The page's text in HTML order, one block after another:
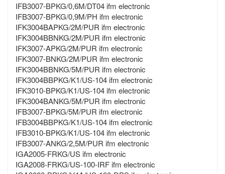
IFB3007-BPKG/0,6M/DT04 ifm electronic
IFB3007-BPKG/0,9M/PH ifm electronic
IFK3004BAPKG/2M/PUR ifm electronic
IFK3004BBNKG/2M/PUR ifm electronic
IFK3007-APKG/2M/PUR ifm electronic
IFK3007-BNKG/2M/PUR ifm electronic
IFK3004BBNKG/5M/PUR ifm electronic
IFK3004BBPKG/K1/US-104 ifm electronic
IFK3010-BPKG/K1/US-104 ifm electronic
IFK3004BANKG/5M/PUR ifm electronic
IFB3007-BPKG/5M/PUR ifm electronic
IFB3004BBPKG/K1/US-104 ifm electronic
IFB3010-BPKG/K1/US-104 ifm electronic
IFB3007-ANKG/2,5M/PUR ifm electronic
IGA2005-FRKG/US ifm electronic
IGA2008-FRKG/US-100-IRF ifm electronic